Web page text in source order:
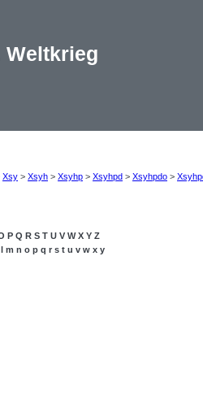
Weltkrieg
Xsy > Xsyh > Xsyhp > Xsyhpd > Xsyhpdo >
P Q R S T U V W X Y Z
l m n o p q r s t u v w x y